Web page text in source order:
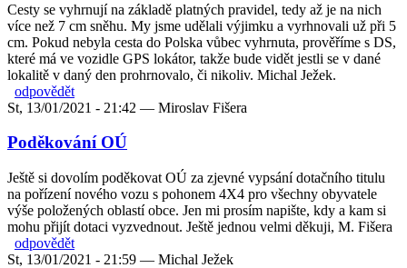
Cesty se vyhrnují na základě platných pravidel, tedy až je na nich
více než 7 cm sněhu. My jsme udělali výjimku a vyrhnovali už při 5
cm. Pokud nebyla cesta do Polska vůbec vyhrnuta, prověříme s DS,
které má ve vozidle GPS lokátor, takže bude vidět jestli se v dané
lokalitě v daný den prohrnovalo, či nikoliv. Michal Ježek.
odpovědět
St, 13/01/2021 - 21:42 — Miroslav Fišera
Poděkování OÚ
Ještě si dovolím poděkovat OÚ za zjevné vypsání dotačního titulu
na pořízení nového vozu s pohonem 4X4 pro všechny obyvatele
výše položených oblastí obce. Jen mi prosím napište, kdy a kam si
mohu přijít dotaci vyzvednout. Ještě jednou velmi děkuji, M. Fišera
odpovědět
St, 13/01/2021 - 21:59 — Michal Ježek